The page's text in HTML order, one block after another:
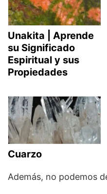
Unakita | Aprende
su Significado
Espiritual y sus
Propiedades
Cuarzo
Además, no podemos